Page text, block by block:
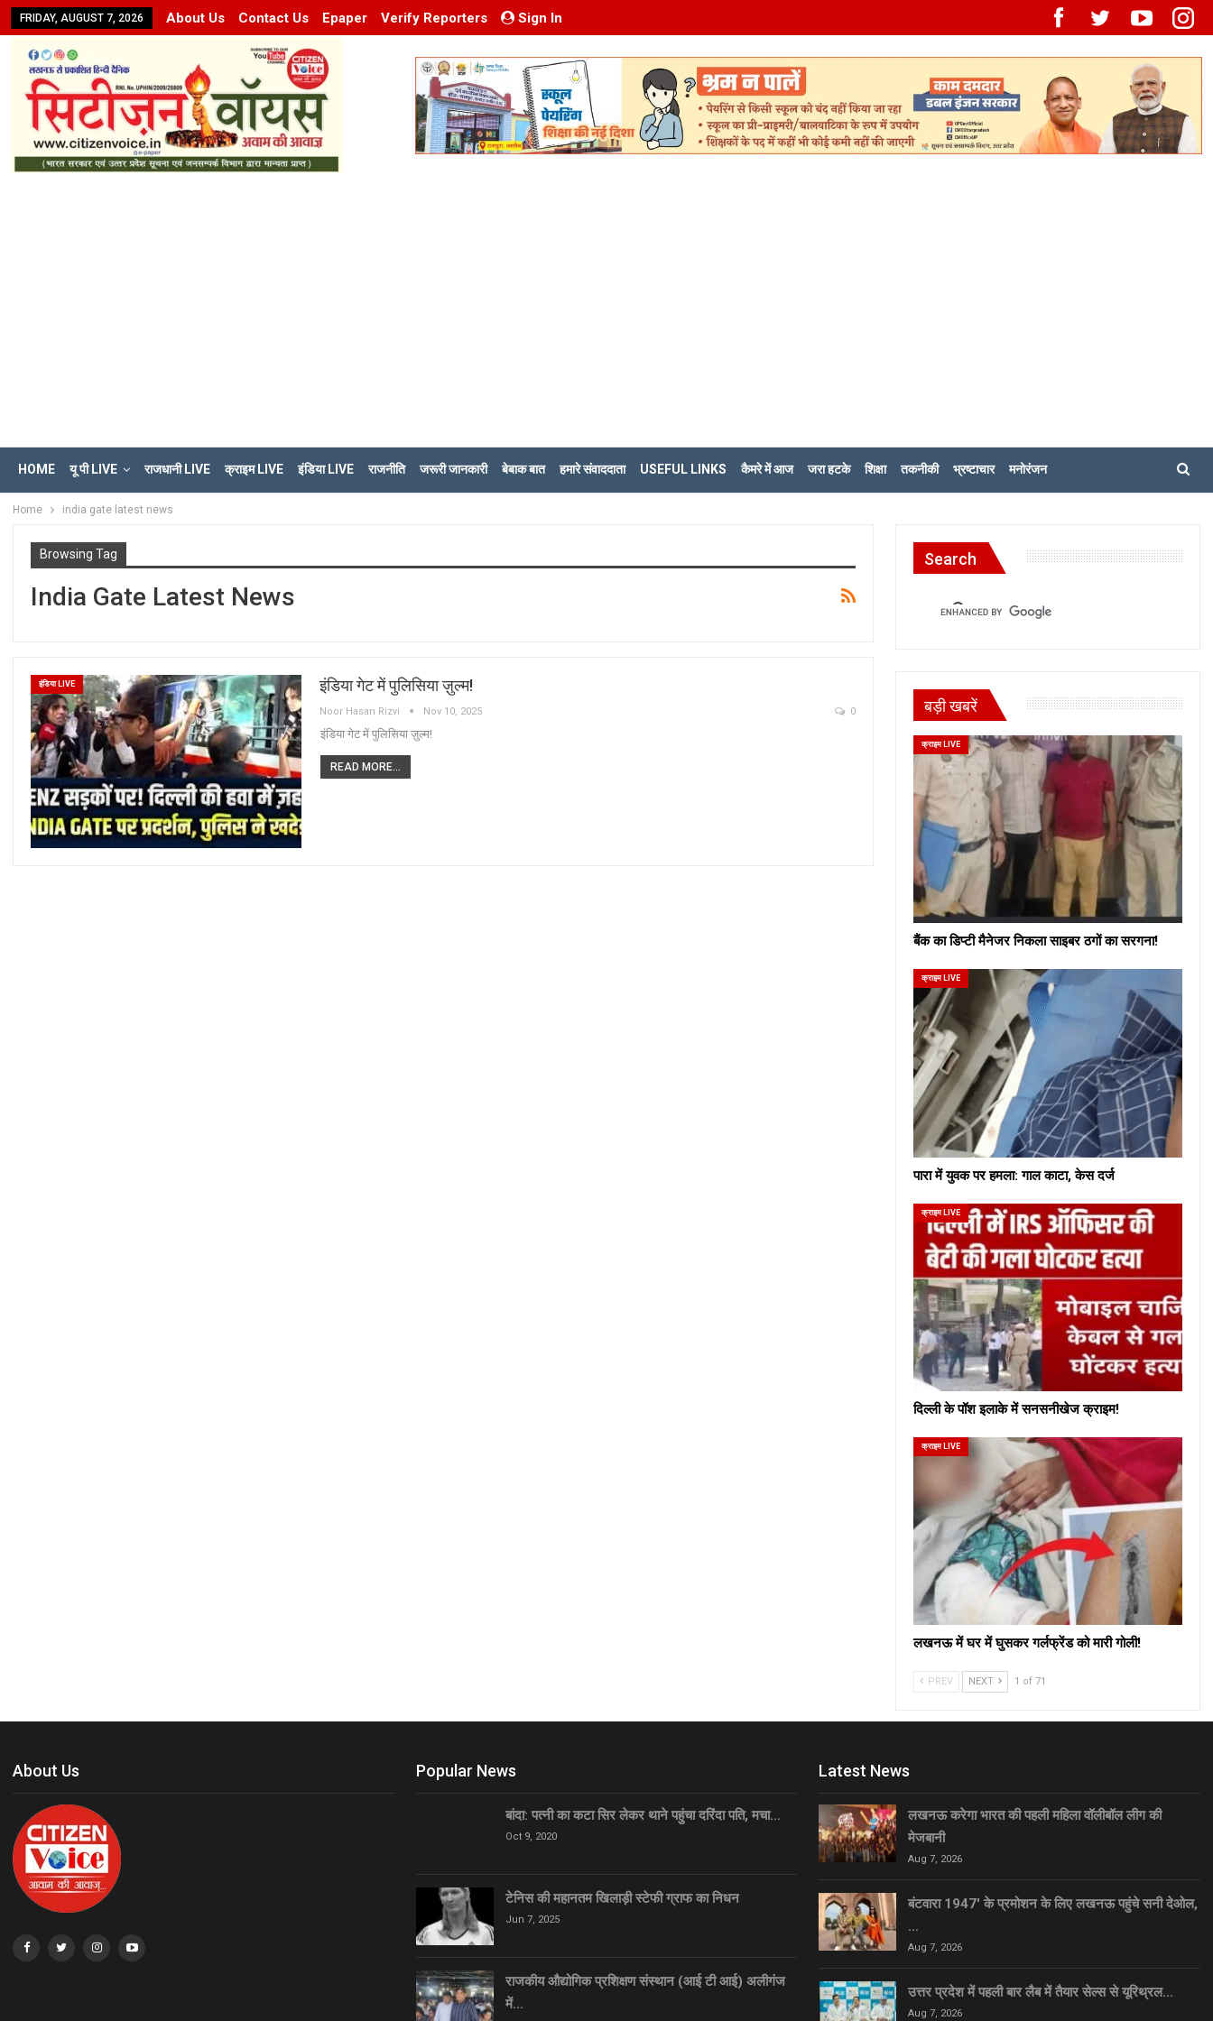
FRIDAY, AUGUST 7, 2026 About Us Contact Us Epaper Verify Reporters Sign In
HOME यू पी LIVE राजधानी LIVE क्राइम LIVE इंडिया LIVE राजनीति जरूरी जानकारी बेबाक बात हमारे संवाददाता USEFUL LINKS कैमरे में आज जरा हटके शिक्षा तकनीकी भ्रष्टाचार मनोरंजन
Home india gate latest news
Browsing Tag
India Gate Latest News
इंडिया LIVE इंडिया गेट में पुलिसिया ज़ुल्म!
Noor Hasan Rizvi Nov 10, 2025 0
इंडिया गेट में पुलिसिया ज़ुल्म!
READ MORE...
Search
बड़ी खबरें
क्राइम LIVE
बैंक का डिप्टी मैनेजर निकला साइबर ठगों का सरगना!
क्राइम LIVE
पारा में युवक पर हमला: गाल काटा, केस दर्ज
क्राइम LIVE
दिल्ली के पॉश इलाके में सनसनीखेज क्राइम!
क्राइम LIVE
लखनऊ में घर में घुसकर गर्लफ्रेंड को मारी गोली!
PREV NEXT 1 of 71
About Us Popular News
बांदा: पत्नी का कटा सिर लेकर थाने पहुंचा दरिंदा पति, मचा…
Oct 9, 2020
टेनिस की महानतम खिलाड़ी स्टेफी ग्राफ का निधन
Jun 7, 2025
राजकीय औद्योगिक प्रशिक्षण संस्थान (आई टी आई) अलीगंज
में…
Latest News
लखनऊ करेगा भारत की पहली महिला वॉलीबॉल लीग की
मेजबानी
Aug 7, 2026
बंटवारा 1947′ के प्रमोशन के लिए लखनऊ पहुंचे सनी देओल,
…
Aug 7, 2026
उत्तर प्रदेश में पहली बार लैब में तैयार सेल्स से यूरिथ्रल…
Aug 7, 2026